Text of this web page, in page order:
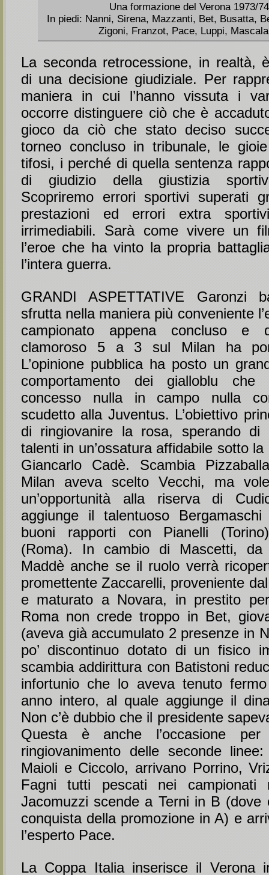
Una formazione del Verona 1973/
In piedi: Nanni, Sirena, Mazzanti, Bet, Busatta,
Zigoni, Franzot, Pace, Luppi,
La seconda retrocessione, in realtà,
di una decisione giudiziale. Per
maniera in cui l’hanno vissuta i
occorre distinguere ciò che è
gioco da ciò che stato deciso
torneo concluso in tribunale, le
tifosi, i perché di quella sentenza
di giudizio della giustizia
Scopriremo errori sportivi superati
prestazioni ed errori extra
irrimediabili. Sarà come vivere un
l’eroe che ha vinto la propria
l’intera guerra.
GRANDI ASPETTATIVE Garonzi
sfrutta nella maniera più conveniente
campionato appena concluso e
clamoroso 5 a 3 sul Milan ha
L’opinione pubblica ha posto un
comportamento dei gialloblu che
concesso nulla in campo nulla
scudetto alla Juventus. L’obiettivo
di ringiovanire la rosa, sperando di
talenti in un’ossatura affidabile sotto
Giancarlo Cadè. Scambia
Milan aveva scelto Vecchi, ma
un’opportunità alla riserva di
aggiunge il talentuoso
buoni rapporti con Pianelli
(Roma). In cambio di Mascetti, da
Maddè anche se il ruolo verrà
promettente Zaccarelli, proveniente
e maturato a Novara, in prestito
Roma non crede troppo in Bet,
(aveva già accumulato 2 presenze in
po’ discontinuo dotato di un fisico
scambia addirittura con Batistoni
infortunio che lo aveva tenuto
anno intero, al quale aggiunge il
Non c’è dubbio che il presidente
Questa è anche l’occasione
ringiovanimento delle seconde
Maioli e Ciccolo, arrivano Porrino,
Fagni tutti pescati nei campionati
Jacomuzzi scende a Terni in B (dove
conquista della promozione in A) e
l’esperto Pace.
La Coppa Italia inserisce il Verona